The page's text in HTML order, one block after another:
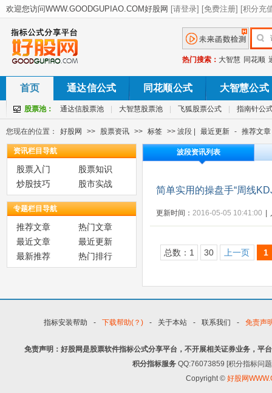
热门搜索： 大智慧 同花顺
首页 通达信公式 同花顺公式 大智慧公式
股票池： 通达信股票池 大智慧股票池 飞狐股票公式 指南针公
您现在的位置： 好股网 >> 股票资讯 >> 标签 >> 波段 | 最近更新 - 推荐文章
资讯栏目导航
股票入门
股票知识
炒股技巧
股市实战
专题栏目导航
推荐文章
热门文章
最近文章
最近更新
最新推荐
热门排行
波段资讯列表
简单实用的操盘手“周线
更新时间： 2016-05-05 10:41:00
总数：1 30 上一页 1
指标安装帮助 - 下载帮助(？) - 关于本站 - 联系我们 - 免责声
免责声明：好股网是股票软件指标公式分享平台，不开展相关证券业务，平
积分指标服务 QQ:76073859 [积分指标问
Copyright © 好股网